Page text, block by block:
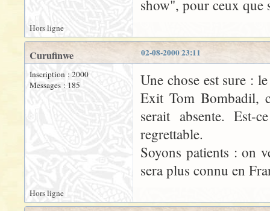
show", pour ceux que
Hors ligne
02-08-2000 23:11
Curufinwe
Inscription : 2000
Messages : 185
Une chose est sure :
Exit Tom Bombadil,
serait absente.
regrettable.
Soyons patients : on
sera plus connu en
Hors ligne